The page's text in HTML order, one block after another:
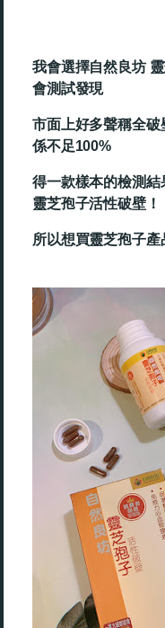
我會選擇自然良坊
會測試發現
市面上好多聲稱全
係不足100%
得一款樣本的檢測結
靈芝孢子活性破壁！
所以想買靈芝孢子